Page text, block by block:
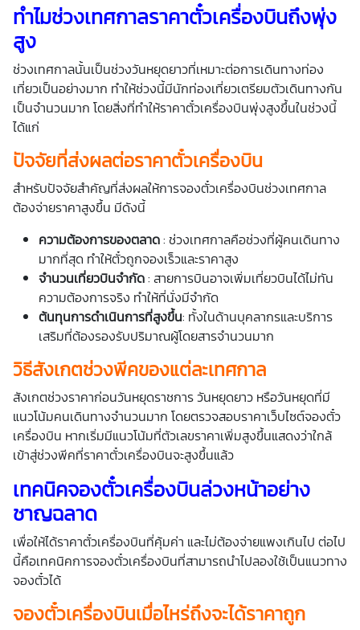
ทำไมช่วงเทศกาลราคาตั๋วเครื่องบินถึงพุ่ง
สูง
ช่วงเทศกาลนั้นเป็นช่วงวันหยุดยาวที่เหมาะต่อการเดินทางท่อง
เที่ยวเป็นอย่างมาก ทำให้ช่วงนี้มีนักท่องเที่ยวเตรียมตัวเดินทางกัน
เป็นจำนวนมาก โดยสิ่งที่ทำให้ราคาตั๋วเครื่องบินพุ่งสูงขึ้นในช่วงนี้
ได้แก่
ปัจจัยที่ส่งผลต่อราคาตั๋วเครื่องบิน
สำหรับปัจจัยสำคัญที่ส่งผลให้การจองตั๋วเครื่องบินช่วงเทศกาล
ต้องจ่ายราคาสูงขึ้น มีดังนี้
ความต้องการของตลาด: ช่วงเทศกาลคือช่วงที่ผู้คนเดินทาง
มากที่สุด ทำให้ตั๋วถูกจองเร็วและราคาสูง
จำนวนเที่ยวบินจำกัด: สายการบินอาจเพิ่มเที่ยวบินได้ไม่ทัน
ความต้องการจริง ทำให้ที่นั่งมีจำกัด
ต้นทุนการดำเนินการที่สูงขึ้น: ทั้งในด้านบุคลากรและบริการ
เสริมที่ต้องรองรับปริมาณผู้โดยสารจำนวนมาก
วิธีสังเกตช่วงพีคของแต่ละเทศกาล
สังเกตช่วงราคาก่อนวันหยุดราชการ วันหยุดยาว หรือวันหยุดที่มี
แนวโน้มคนเดินทางจำนวนมาก โดยตรวจสอบราคาเว็บไซต์จองตั๋ว
เครื่องบิน หากเริ่มมีแนวโน้มที่ตัวเลขราคาเพิ่มสูงขึ้นแสดงว่าใกล้
เข้าสู่ช่วงพีคที่ราคาตั๋วเครื่องบินจะสูงขึ้นแล้ว
เทคนิคจองตั๋วเครื่องบินล่วงหน้าอย่าง
ชาญฉลาด
เพื่อให้ได้ราคาตั๋วเครื่องบินที่คุ้มค่า และไม่ต้องจ่ายแพงเกินไป ต่อไป
นี้คือเทคนิคการจองตั๋วเครื่องบินที่สามารถนำไปลองใช้เป็นแนวทาง
จองตั๋วได้
จองตั๋วเครื่องบินเมื่อไหร่ถึงจะได้ราคาถูก